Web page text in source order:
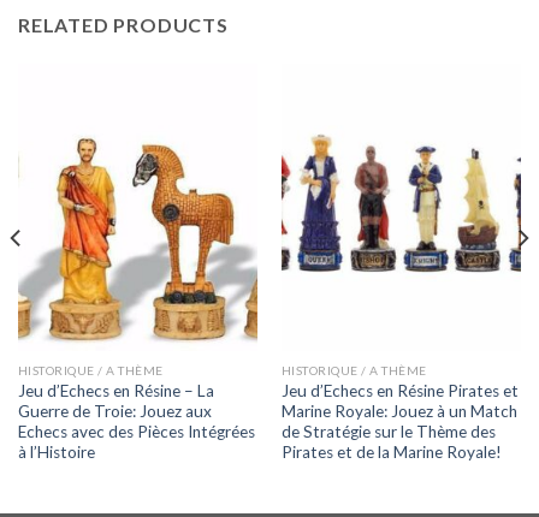
RELATED PRODUCTS
HISTORIQUE / A THÈME
Jeu d’Echecs en Résine – La
Guerre de Troie: Jouez aux
Echecs avec des Pièces Intégrées
à l’Histoire
HISTORIQUE / A THÈME
Jeu d’Echecs en Résine Pirates et
Marine Royale: Jouez à un Match
de Stratégie sur le Thème des
Pirates et de la Marine Royale!